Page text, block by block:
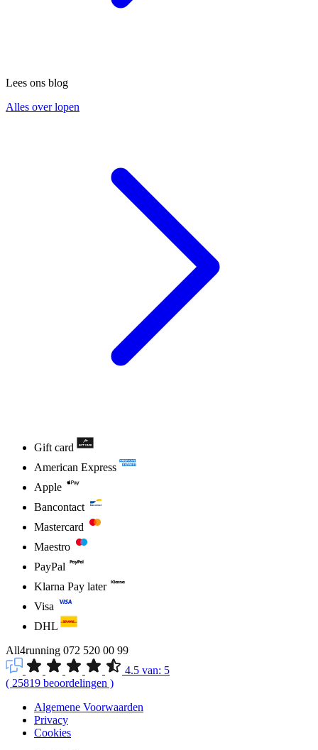
Lees ons blog
Alles over lopen
Gift card
American Express
Apple
Bancontact
Mastercard
Maestro
PayPal
Klarna Pay later
Visa
DHL
All4running 072 520 00 99
4.5 van: 5
( 25819 beoordelingen )
Algemene Voorwaarden
Privacy
Cookies